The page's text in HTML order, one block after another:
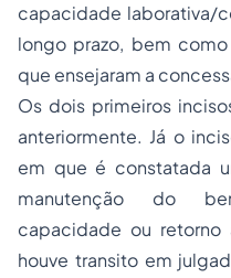
capacidade laborativa/
longo prazo, bem
que ensejaram a
Os dois primeiros
anteriormente. Já o
em que é constatada
manutenção do
capacidade ou retorno
houve transito em